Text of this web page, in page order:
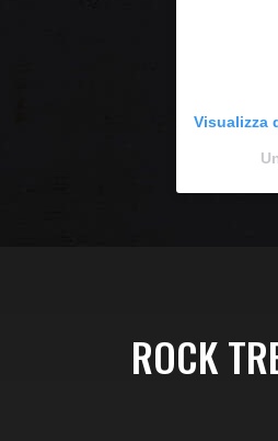
Visualizza
ROCK